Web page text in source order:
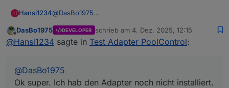
H Hansi1234@DasBo1975
Gibt es den Unabhängigkeiten, wenn zb das Licht
angeschaltet wurde, dass dann zb es automatisch
Eigenschaften bei Whirlpools gesehen
Offline
DasBo1975 DEVELOPER schrieb am 4. Dez. 2025, 12:15
zuletzt editiert von
@Hansi1234 sagte in Test Adapter PoolControl:
@DasBo1975
Ok super. Ich hab den Adapter noch nicht installiert.